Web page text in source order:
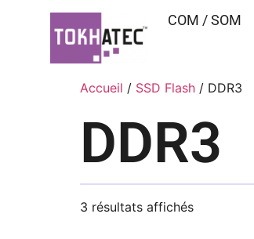
COM / SOM
Accueil / SSD Flash / DDR3
DDR3
3 résultats affichés